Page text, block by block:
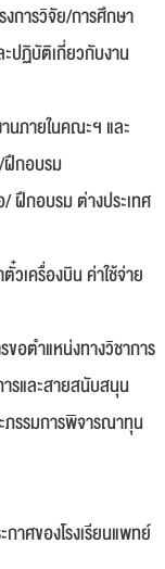
งการวิจัย/การศึกษา
ปฏิบัติเกี่ยวกับงาน
นภายในคณะฯ และ
กอบรม
ฝึกอบรม ต่างประเทศ
วเครื่องบิน ค่าใช้จ่าย
อตำแหน่งทางวิชาการ
รและสายสนับสนุน
ภรรมการพิจารณาทุน
าศของโรงเรียนแพทย์